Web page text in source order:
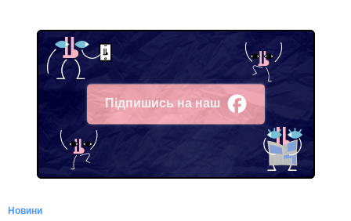
Підпишись на наш
Facebook
Новини